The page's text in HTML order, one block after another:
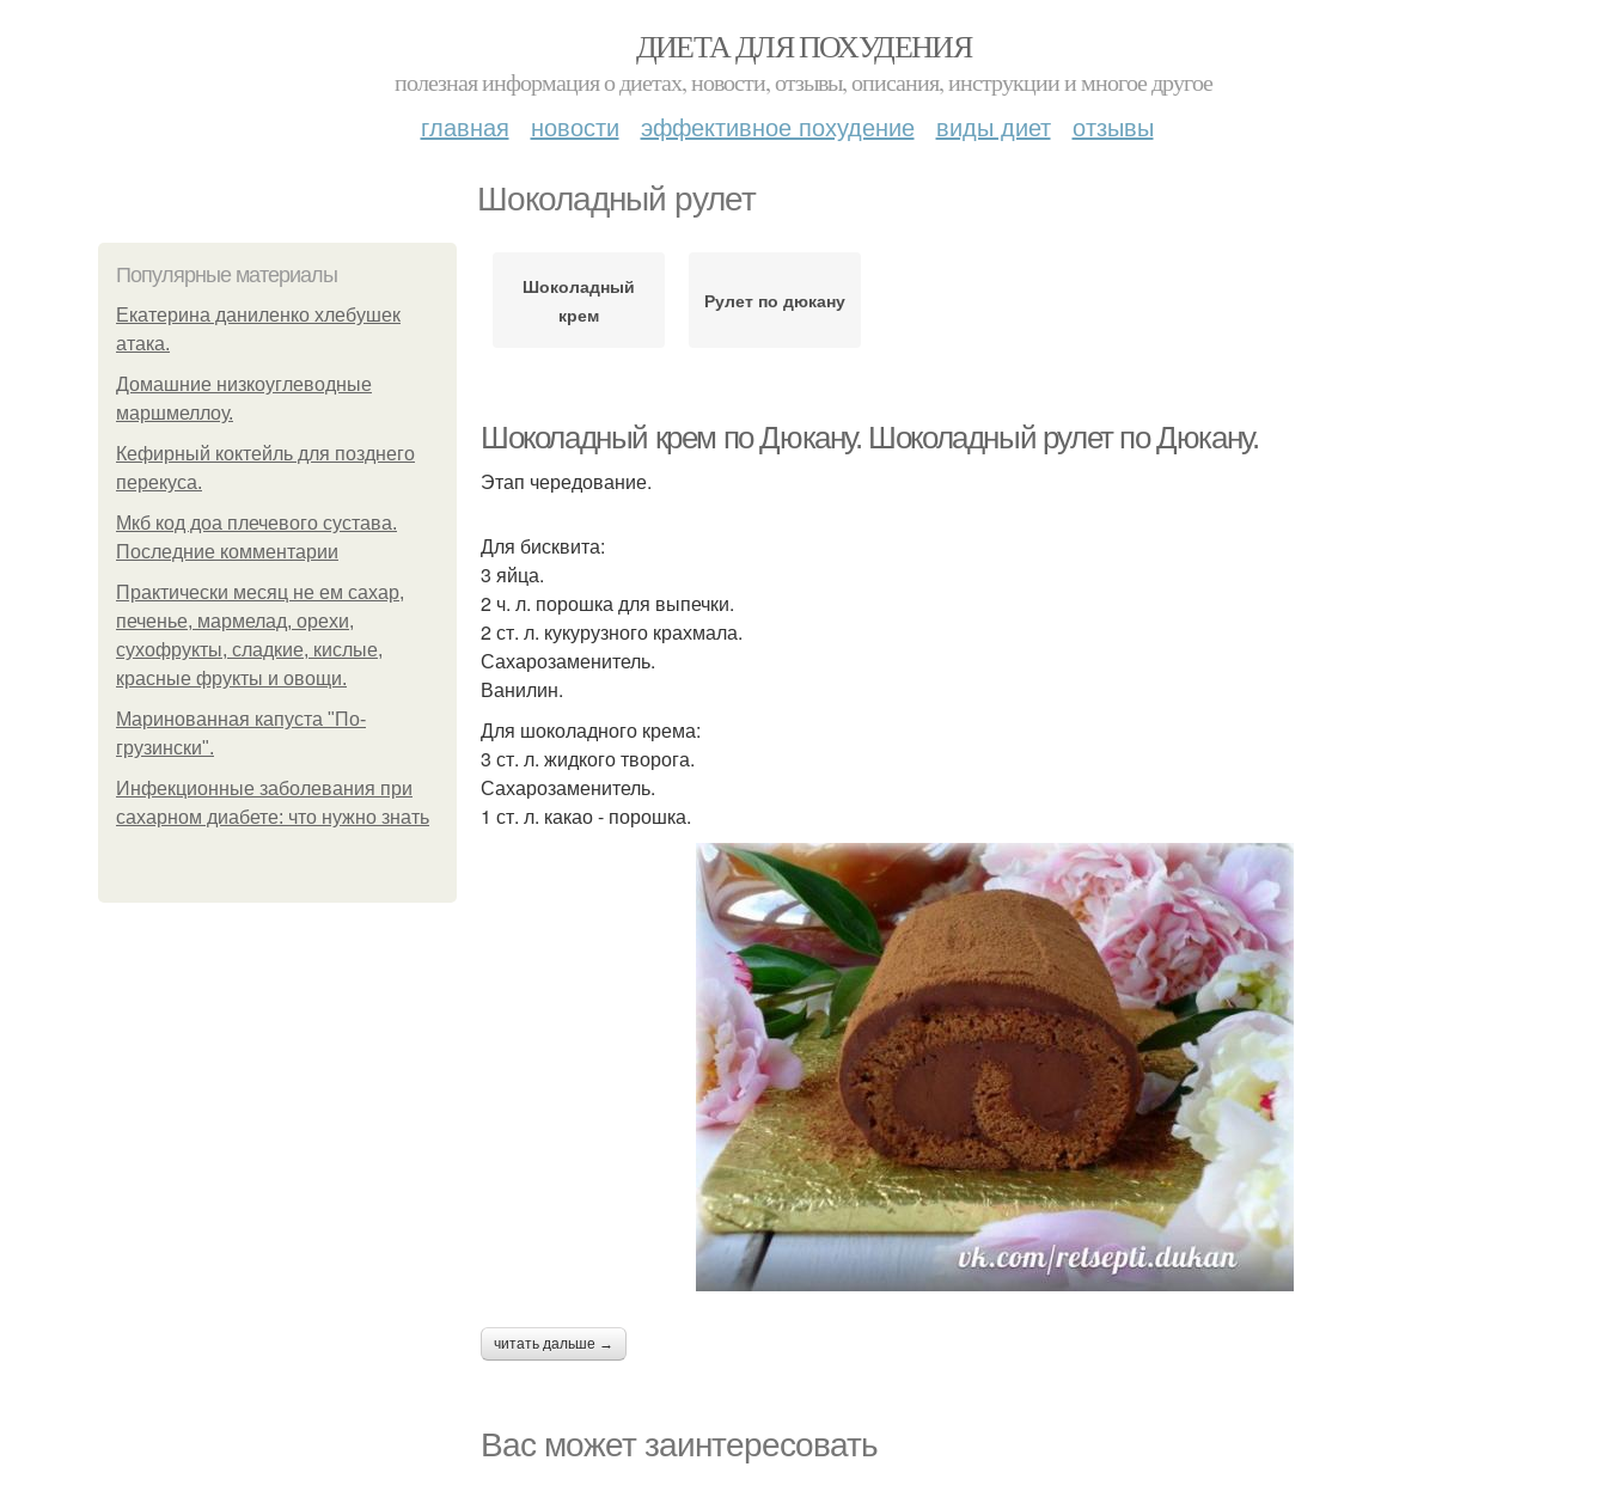
ДИЕТА ДЛЯ ПОХУДЕНИЯ
полезная информация о диетах, новости, отзывы, описания, инструкции и многое другое
главная новости эффективное похудение виды диет отзывы
Шоколадный рулет
Популярные материалы
Екатерина даниленко хлебушек
атака.
Домашние низкоуглеводные
маршмеллоу.
Кефирный коктейль для позднего
перекуса.
Мкб код доа плечевого сустава.
Последние комментарии
Практически месяц не ем сахар,
печенье, мармелад, орехи,
сухофрукты, сладкие, кислые,
красные фрукты и овощи.
Маринованная капуста "По-
грузински".
Инфекционные заболевания при
сахарном диабете: что нужно знать
Шоколадный
крем
Рулет по дюкану
Шоколадный крем по Дюкану. Шоколадный рулет по Дюкану.
Этап чередование.
Для бисквита:
3 яйца.
2 ч. л. порошка для выпечки.
2 ст. л. кукурузного крахмала.
Сахарозаменитель.
Ванилин.
Для шоколадного крема:
3 ст. л. жидкого творога.
Сахарозаменитель.
1 ст. л. какао - порошка.
читать дальше →
Вас может заинтересовать